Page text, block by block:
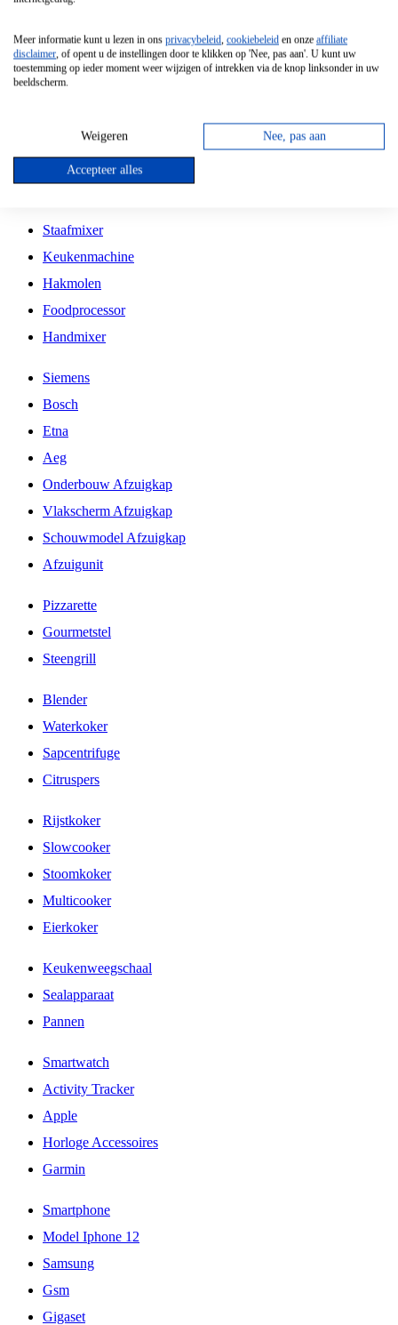
Vrijstaande Magnetron
Vrijstaande Kookplaat
Inbouw Gaskookplaat
Inbouw Keramische Kookplaat
Kookplaat Accessoires
Staafmixer
Keukenmachine
Hakmolen
Foodprocessor
Handmixer
Siemens
Bosch
Etna
Aeg
Onderbouw Afzuigkap
Vlakscherm Afzuigkap
Schouwmodel Afzuigkap
Afzuigunit
Pizzarette
Gourmetstel
Steengrill
Blender
Waterkoker
Sapcentrifuge
Citruspers
Rijstkoker
Slowcooker
Stoomkoker
Multicooker
Eierkoker
Keukenweegschaal
Sealapparaat
Pannen
Smartwatch
Activity Tracker
Apple
Horloge Accessoires
Garmin
Smartphone
Model Iphone 12
Samsung
Gsm
Gigaset
Meer informatie kunt u lezen in ons privacybeleid, cookiebeleid en onze affiliate
disclaimer, of opent u de instellingen door te klikken op 'Nee, pas aan'. U kunt uw
toestemming op ieder moment weer wijzigen of intrekken via de knop linksonder in uw
beeldscherm.
Weigeren Nee, pas aan
Accepteer alles